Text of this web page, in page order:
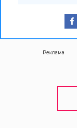
Реклама